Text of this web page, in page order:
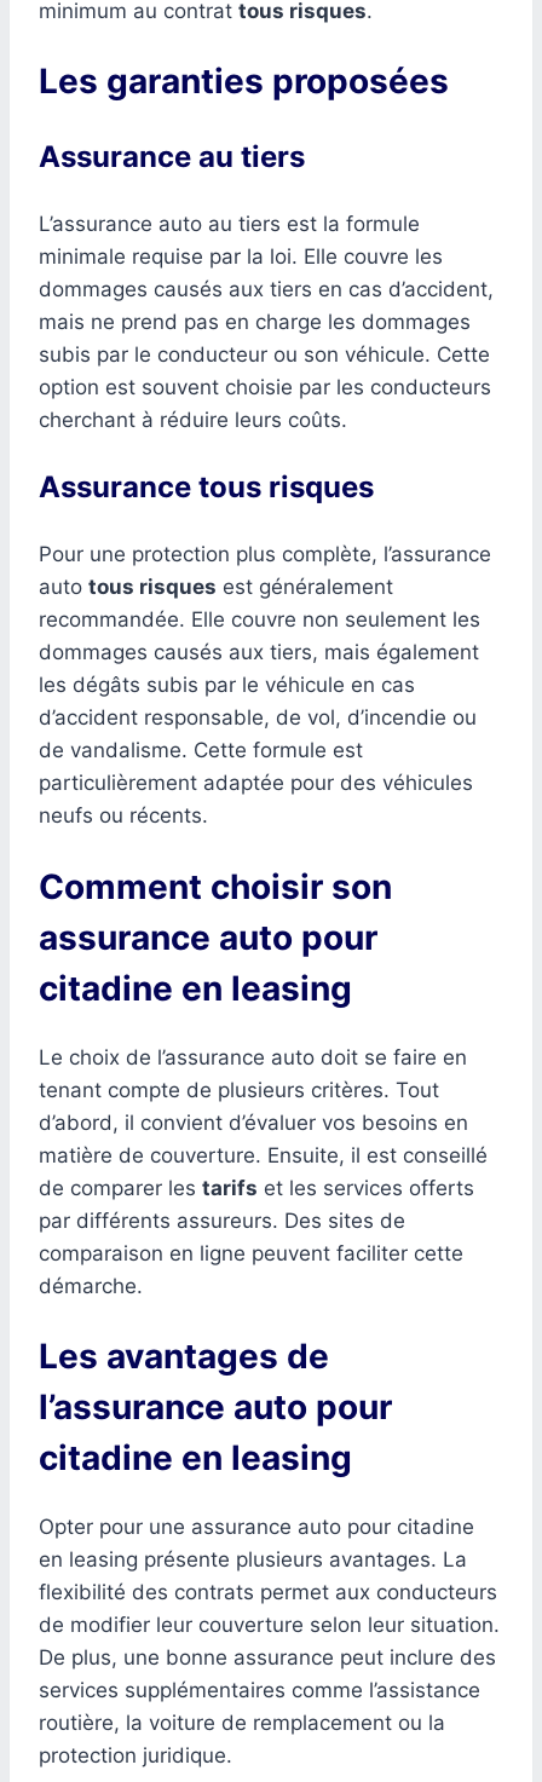
minimum au contrat tous risques.
Les garanties proposées
Assurance au tiers
L’assurance auto au tiers est la formule
minimale requise par la loi. Elle couvre les
dommages causés aux tiers en cas d’accident,
mais ne prend pas en charge les dommages
subis par le conducteur ou son véhicule. Cette
option est souvent choisie par les conducteurs
cherchant à réduire leurs coûts.
Assurance tous risques
Pour une protection plus complète, l’assurance
auto tous risques est généralement
recommandée. Elle couvre non seulement les
dommages causés aux tiers, mais également
les dégâts subis par le véhicule en cas
d’accident responsable, de vol, d’incendie ou
de vandalisme. Cette formule est
particulièrement adaptée pour des véhicules
neufs ou récents.
Comment choisir son
assurance auto pour
citadine en leasing
Le choix de l’assurance auto doit se faire en
tenant compte de plusieurs critères. Tout
d’abord, il convient d’évaluer vos besoins en
matière de couverture. Ensuite, il est conseillé
de comparer les tarifs et les services offerts
par différents assureurs. Des sites de
comparaison en ligne peuvent faciliter cette
démarche.
Les avantages de
l’assurance auto pour
citadine en leasing
Opter pour une assurance auto pour citadine
en leasing présente plusieurs avantages. La
flexibilité des contrats permet aux conducteurs
de modifier leur couverture selon leur situation.
De plus, une bonne assurance peut inclure des
services supplémentaires comme l’assistance
routière, la voiture de remplacement ou la
protection juridique.